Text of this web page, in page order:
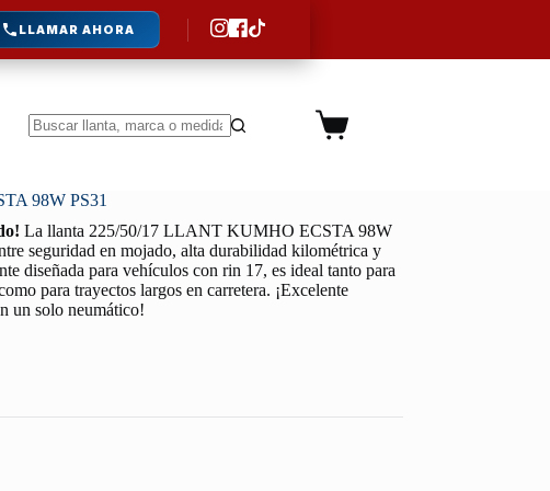
LLAMAR AHORA
Carro
98W PS31
La llanta 225/50/17 LLANT KUMHO ECSTA 98W
seguridad en mojado, alta durabilidad kilométrica y
diseñada para vehículos con rin 17, es ideal tanto para
para trayectos largos en carretera. ¡Excelente
un solo neumático!